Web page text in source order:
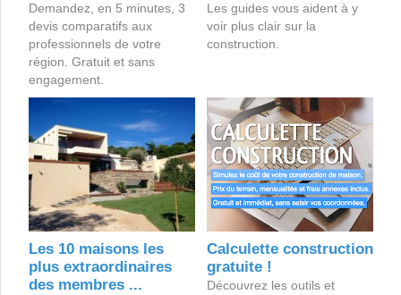
Demandez, en 5 minutes, 3
devis comparatifs aux
professionnels de votre
région. Gratuit et sans
engagement.
Les guides vous aident à y
voir plus clair sur la
construction.
Les 10 maisons les
plus extraordinaires
des membres ...
Calculette construction
gratuite !
Découvrez les outils et